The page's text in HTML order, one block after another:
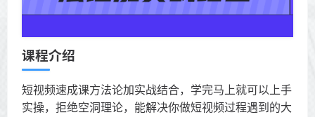
课程介绍
短视频速成课方法论加实战结合，学完马上就可以上手
实操，拒绝空洞理论，能解决你做短视频过程遇到的大